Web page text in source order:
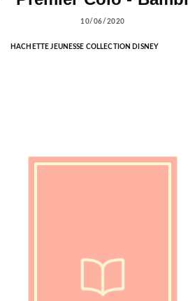
10/06/2020
HACHETTE JEUNESSE COLLECTION DISNEY